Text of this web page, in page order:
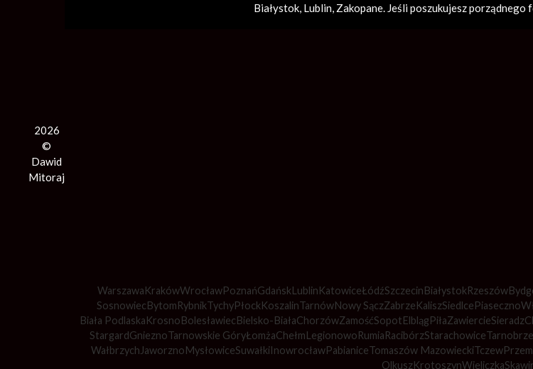
Białystok, Lublin, Zakopane. Jeśli poszukujesz
WarszawaKrakówWrocławPoznańGdańskLublinKatowiceŁódźSzczecinBiałystokRzeszów
SosnowiecBytomRybnikTychyPłockKoszalinTarnówNowy SączZabrzeKaliszSiedlcePiaseczno
Biała PodlaskaKrosnoBolesławiecBielsko-BiałaChorzówZamośćSopotElblągPiłaZawiercieSieradz
StargardGnieznoTarnowskie GóryŁomżaChełmLegionowoRumiaRacibórzStarachowice
Wałbrzych JaworznoMysłowiceSuwałkiInowrocławPabianiceTomaszów MazowieckiTczew
OlkuszKrotoszynWieliczka
2026
©
Dawid
Mitoraj